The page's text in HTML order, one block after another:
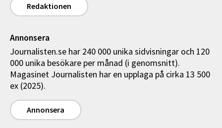
Redaktionen
Annonsera
Journalisten.se har 240 000 unika sidvisningar och 120
000 unika besökare per månad (i genomsnitt).
Magasinet Journalisten har en upplaga på cirka 13 500
ex (2025).
Annonsera